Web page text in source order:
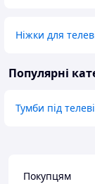
Ніжки для
Популярні
Тумби під
Покупцям